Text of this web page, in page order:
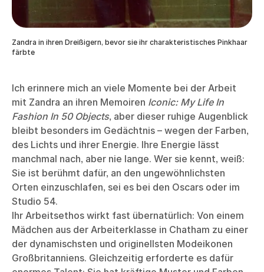
Zandra in ihren Dreißigern, bevor sie ihr charakteristisches Pinkhaar
färbte
Ich erinnere mich an viele Momente bei der Arbeit
mit Zandra an ihren Memoiren Iconic: My Life In
Fashion In 50 Objects, aber dieser ruhige Augenblick
bleibt besonders im Gedächtnis – wegen der Farben,
des Lichts und ihrer Energie. Ihre Energie lässt
manchmal nach, aber nie lange. Wer sie kennt, weiß:
Sie ist berühmt dafür, an den ungewöhnlichsten
Orten einzuschlafen, sei es bei den Oscars oder im
Studio 54.
Ihr Arbeitsethos wirkt fast übernatürlich: Von einem
Mädchen aus der Arbeiterklasse in Chatham zu einer
der dynamischsten und originellsten Modeikonen
Großbritanniens. Gleichzeitig erforderte es dafür